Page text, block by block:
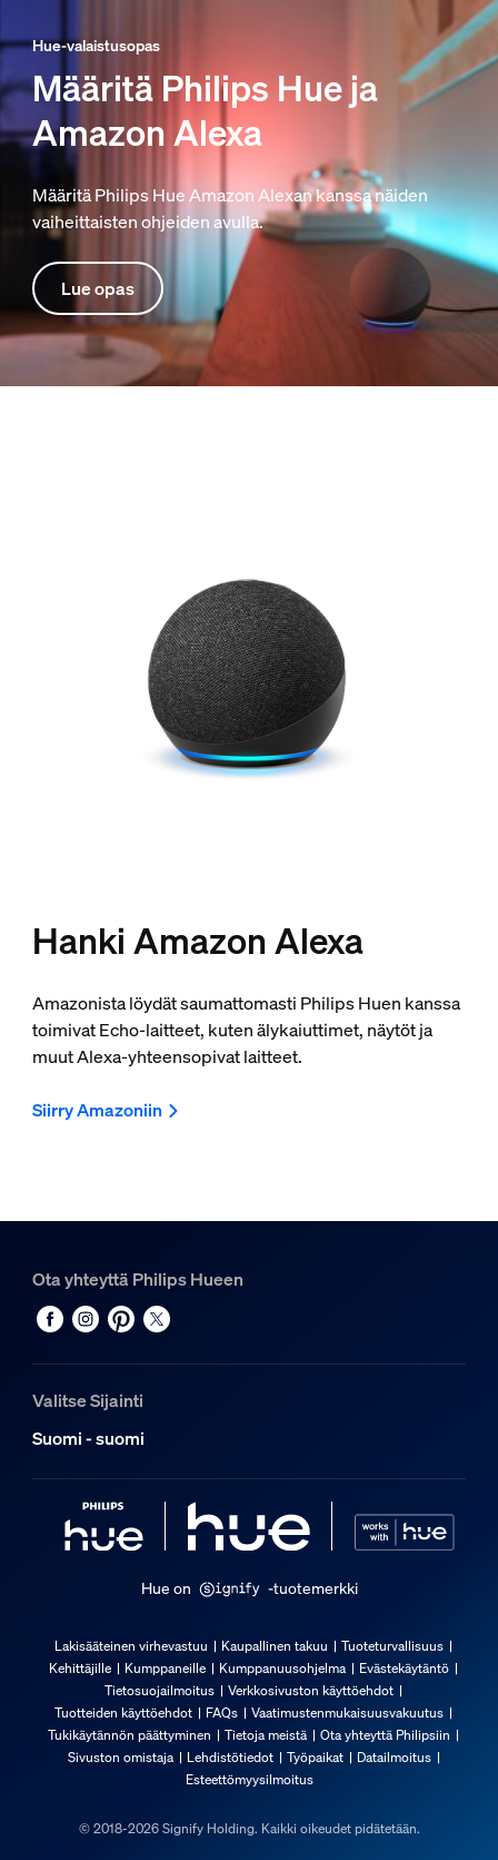
Hue-valaistusopas
Määritä Philips Hue ja
Amazon Alexa
Määritä Philips Hue Amazon Alexan kanssa näiden
vaiheittaisten ohjeiden avulla.
Lue opas
Hanki Amazon Alexa
Amazonista löydät saumattomasti Philips Huen kanssa
toimivat Echo-laitteet, kuten älykaiuttimet, näytöt ja
muut Alexa-yhteensopivat laitteet.
Siirry Amazoniin
Ota yhteyttä Philips Hueen
Valitse Sijainti
Suomi - suomi
Hue on -tuotemerkki
Lakisääteinen virhevastuu Kaupallinen takuu
Tuoteturvallisuus
Kehittäjille
Kumppaneille Kumppanuusohjelma
Evästekäytäntö
Tietosuojailmoitus
Verkkosivuston käyttöehdot
Tuotteiden käyttöehdot
FAQs
Vaatimustenmukaisuusvakuutus
Tukikäytännön päättyminen
Tietoja meistä
Ota yhteyttä Philipsiin
Sivuston omistaja
Lehdistötiedot Työpaikat
Datailmoitus
Esteettömyysilmoitus
© 2018-2026 Signify Holding. Kaikki oikeudet pidätetään.